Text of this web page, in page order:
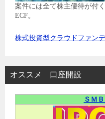
案件には全て株主優待が付
ECF。
株式投資型クラウドファン
オススメ 口座開設
ＳＭ